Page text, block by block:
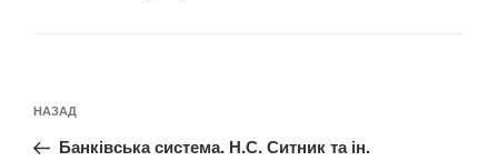
записів
Попередній
запис:
НАЗАД
Банківська система. Н.С. Ситник та ін.